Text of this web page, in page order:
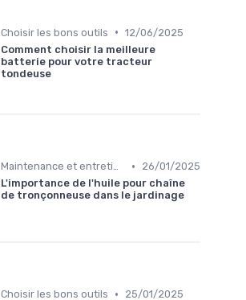
Choisir les bons outils • 12/06/2025
Comment choisir la meilleure
batterie pour votre tracteur
tondeuse
Maintenance et entretien •
26/01/2025
L'importance de l'huile pour chaîne
de tronçonneuse dans le jardinage
Choisir les bons outils • 25/01/2025